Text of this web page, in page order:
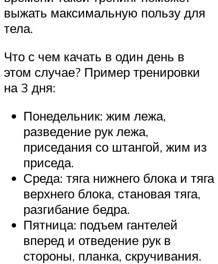
выжать максимальную пользу для
тела.
Что с чем качать в один день в
этом случае? Пример тренировки
на 3 дня:
Понедельник: жим лежа,
разведение рук лежа,
приседания со штангой, жим из
приседа.
Среда: тяга нижнего блока и тяга
верхнего блока, становая тяга,
разгибание бедра.
Пятница: подъем гантелей
вперед и отведение рук в
стороны, планка, скручивания.